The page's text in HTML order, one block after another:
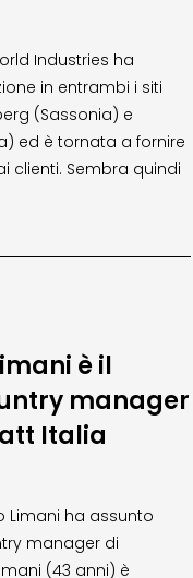
Industries ha
in entrambi i siti
(Sassonia) e
ed è tornata a fornire
clienti. Sembra quindi
è il
manager
Italia
Limani ha assunto
manager di
(43 anni) è